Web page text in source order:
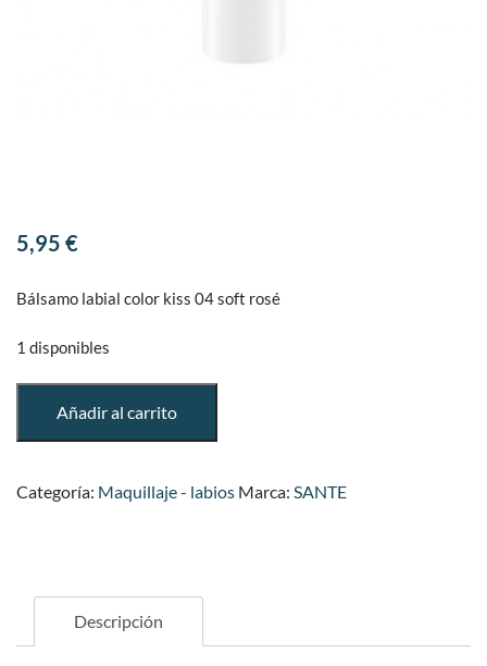
5,95 €
Bálsamo labial color kiss 04 soft rosé
1 disponibles
kiss
Añadir al carrito
Categoría: Maquillaje - labios Marca: SANTE
Descripción